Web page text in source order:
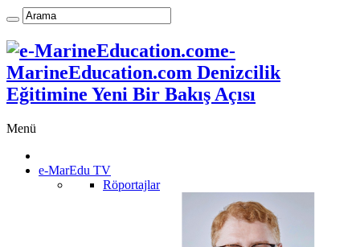
e-
MarineEducation.com Denizcilik
Eğitimine Yeni Bir Bakış Açısı
Menü
e-MarEdu TV
Röportajlar